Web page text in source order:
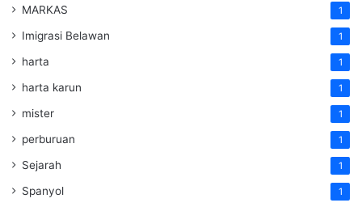
MARKAS 1
Imigrasi Belawan 1
harta 1
harta karun 1
mister 1
perburuan 1
Sejarah 1
Spanyol 1